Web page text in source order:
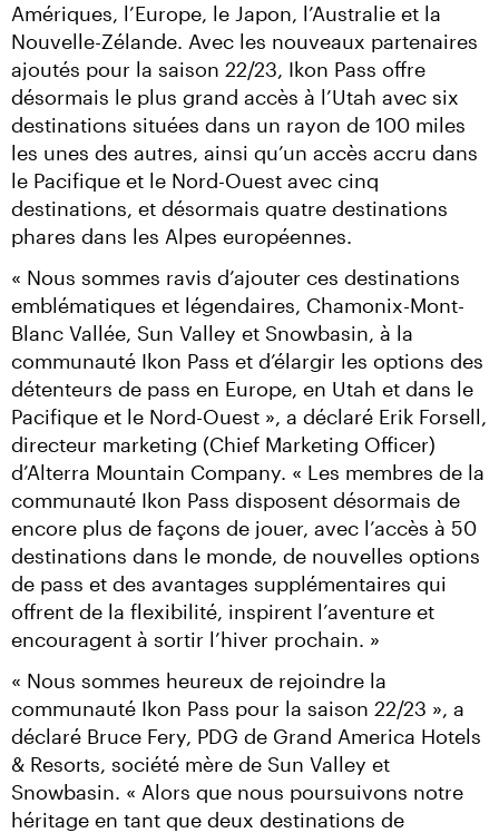
Amériques, l’Europe, le Japon, l’Australie et la
Nouvelle-Zélande. Avec les nouveaux partenaires
ajoutés pour la saison 22/23, Ikon Pass offre
désormais le plus grand accès à l’Utah avec six
destinations situées dans un rayon de 100 miles
les unes des autres, ainsi qu’un accès accru dans
le Pacifique et le Nord-Ouest avec cinq
destinations, et désormais quatre destinations
phares dans les Alpes européennes.
« Nous sommes ravis d’ajouter ces destinations
emblématiques et légendaires, Chamonix-Mont-
Blanc Vallée, Sun Valley et Snowbasin, à la
communauté Ikon Pass et d’élargir les options des
détenteurs de pass en Europe, en Utah et dans le
Pacifique et le Nord-Ouest », a déclaré Erik Forsell,
directeur marketing (Chief Marketing Officer)
d’Alterra Mountain Company. « Les membres de la
communauté Ikon Pass disposent désormais de
encore plus de façons de jouer, avec l’accès à 50
destinations dans le monde, de nouvelles options
de pass et des avantages supplémentaires qui
offrent de la flexibilité, inspirent l’aventure et
encouragent à sortir l’hiver prochain. »
« Nous sommes heureux de rejoindre la
communauté Ikon Pass pour la saison 22/23 », a
déclaré Bruce Fery, PDG de Grand America Hotels
& Resorts, société mère de Sun Valley et
Snowbasin. « Alors que nous poursuivons notre
héritage en tant que deux destinations de